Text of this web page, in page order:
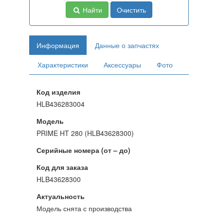
Найти Очистить
Информация
Данные о запчастях
Характеристики
Аксессуары Фото
Код изделия
HLB436283004
Модель
PRIME HT 280 (HLB43628300)
Серийные номера (от – до)
Код для заказа
HLB43628300
Актуальность
Модель снята с производства